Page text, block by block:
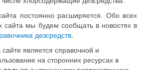
постоянно расширяется. Обо всех
сайта мы будем сообщать в новостях в
дезсредств.
является справочной и
на сторонних ресурсах в